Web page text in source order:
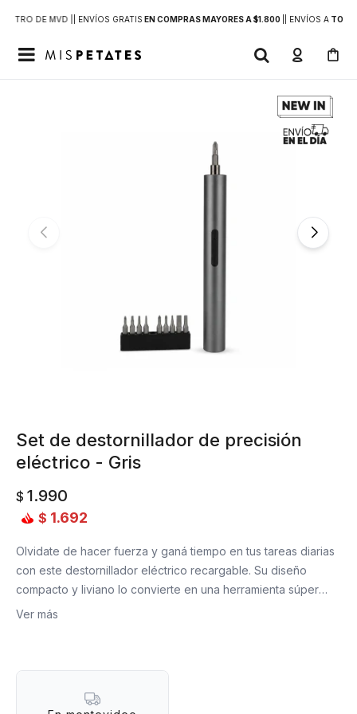
DE MVD | | ENVÍOS GRATIS EN COMPRAS MAYORES A $1.800 | ENVÍOS ATODO

Set de destornillador de precisión
eléctrico - Gris
$ 1.990
$ 1.692
Olvidate de hacer fuerza y ganá tiempo en tus tareas diarias
con este destornillador eléctrico recargable. Su diseño
compacto y liviano lo convierte en una herramienta súper
práctica.
Ver más